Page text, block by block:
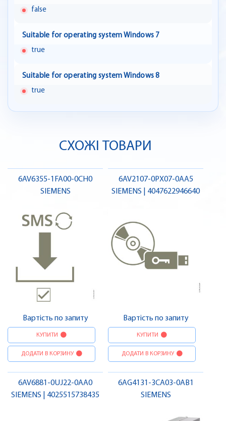
false
Suitable for operating system Windows 7
true
Suitable for operating system Windows 8
true
СХОЖІ ТОВАРИ
6AV6355-1FA00-0CH0
SIEMENS
Вартість по запиту
КУПИТИ
ДОДАТИ В КОРЗИНУ
6AV2107-0PX07-0AA5
SIEMENS | 4047622946640
Вартість по запиту
КУПИТИ
ДОДАТИ В КОРЗИНУ
6AV6881-0UJ22-0AA0
SIEMENS | 4025515738435
6AG4131-3CA03-0AB1
SIEMENS